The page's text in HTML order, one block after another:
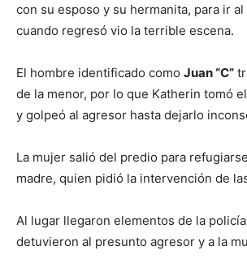
con su esposo y su hermanita, para ir
cuando regresó vio la terrible escena.
El hombre identificado como Juan “C”
de la menor, por lo que Katherin tomó
y golpeó al agresor hasta dejarlo
La mujer salió del predio para
madre, quien pidió la intervención de
Al lugar llegaron elementos de la
detuvieron al presunto agresor y a la